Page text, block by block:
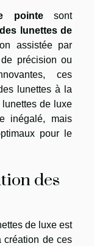
pointesont
lunettes de
assistée par
précision ou
ces
lunettes à la
de luxe
inégalé, mais
pour le
des
de luxe est
création de ces